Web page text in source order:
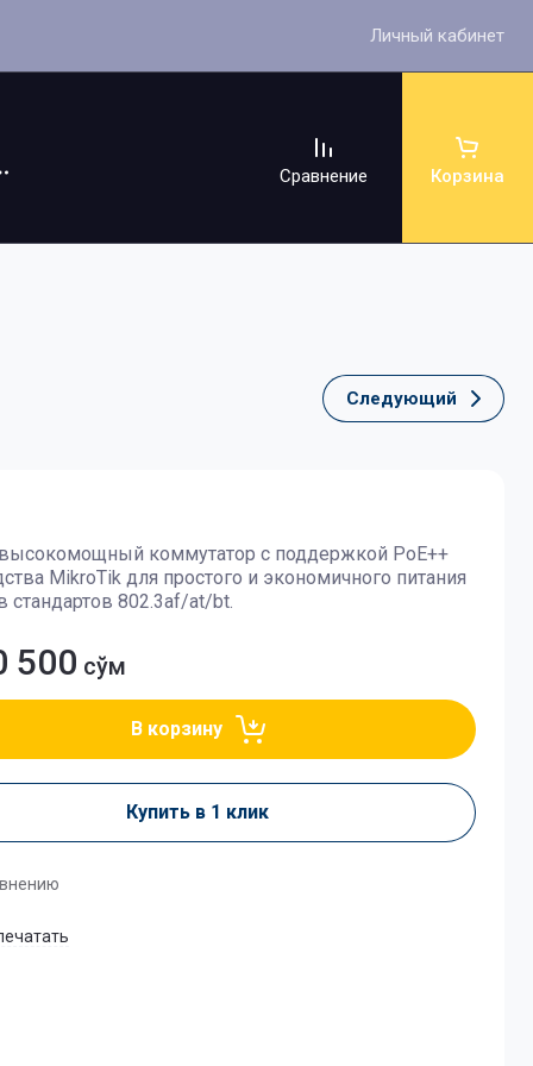
Личный кабинет
Сравнение Корзина
Следующий
коммутатор с поддержкой PoE++
MikroTik для простого и экономичного питания
стандартов 802.3af/at/bt.
500 сўм
В корзину
Купить в 1 клик